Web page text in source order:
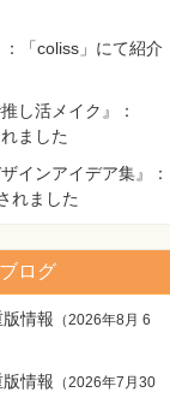
：「coliss」にて紹介
し活メイク』：
ました
インアイデア集』：
れました
ログ
情報 （2026年8月 6
情報 （2026年7月30